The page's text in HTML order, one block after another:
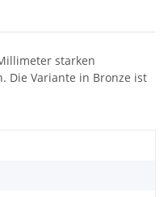
starken
Die Variante in Bronze ist